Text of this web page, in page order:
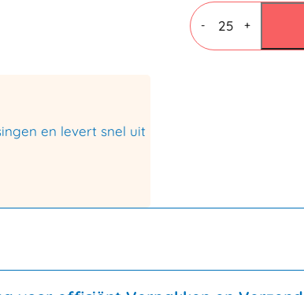
en levert snel uit
-
Ordnerpac
320x290+35-
80mm
Wit
+